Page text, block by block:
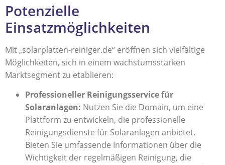
Potenzielle
Einsatzmöglichkeiten
Mit „solarplatten-reiniger.de“ eröffnen sich vielfältige
Möglichkeiten, sich in einem wachstumsstarken
Marktsegment zu etablieren:
Professioneller Reinigungsservice für
Solaranlagen: Nutzen Sie die Domain, um eine
Plattform zu entwickeln, die professionelle
Reinigungsdienste für Solaranlagen anbietet.
Bieten Sie umfassende Informationen über die
Wichtigkeit der regelmäßigen Reinigung, die